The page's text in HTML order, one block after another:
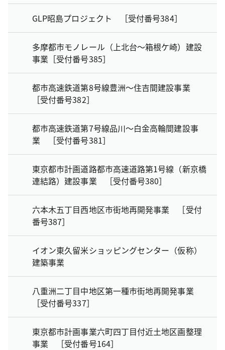
GLP昭島プロジェクト ［受付番号384］
多摩都市モノレール（上北台～箱根ケ崎）建設
事業［受付番号385］
都市高速鉄道第8号線豊洲～住吉間建設事業
［受付番号382］
都市高速鉄道第7号線品川～白金高輪間建設事
業 ［受付番号381］
東京都市計画道路都市高速道路第1号線（新京橋
連結路）建設事業 ［受付番号380］
六本木五丁目西地区市街地再開発事業 ［受付
番号387］
イオン東久留米ショッピングセンター（仮称）
建築事業
八重洲二丁目中地区第一種市街地再開発事業
［受付番号337］
東京都市計画事業六町四丁目付近土地区画整理
事業 ［受付番号164］